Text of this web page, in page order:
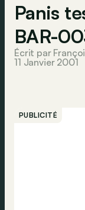
Panis
BAR-
Écrit par
11 Janvier 2001
PUBLICITÉ